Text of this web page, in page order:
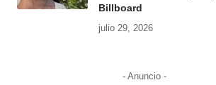
Billboard
julio 29, 2026
- Anuncio -